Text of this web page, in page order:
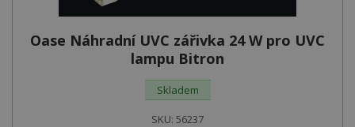
Oase Náhradní UVC zářivka 24 W pro UVC
lampu Bitron
Skladem
SKU: 56237